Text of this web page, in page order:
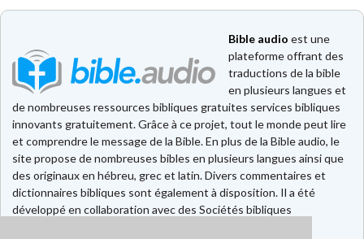
Bible audio est une
plateforme offrant des
traductions de la bible
en plusieurs langues et
de nombreuses ressources bibliques gratuites services bibliques
innovants gratuitement. Grâce à ce projet, tout le monde peut lire
et comprendre le message de la Bible. En plus de la Bible audio, le
site propose de nombreuses bibles en plusieurs langues ainsi que
des originaux en hébreu, grec et latin. Divers commentaires et
dictionnaires bibliques sont également à disposition. Il a été
développé en collaboration avec des Sociétés bibliques